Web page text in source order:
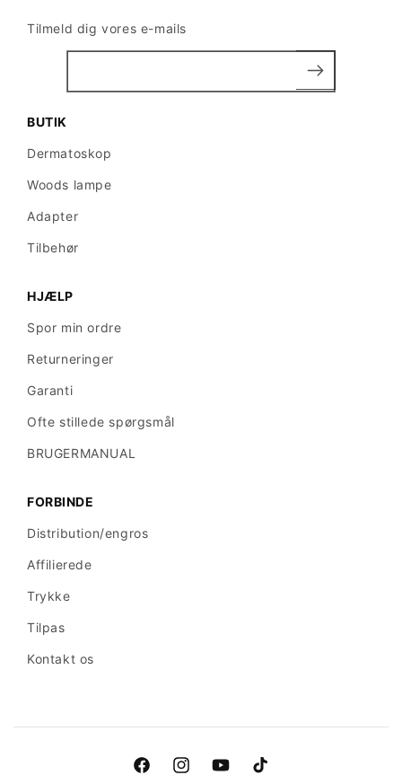
Tilmeld dig vores e-mails
BUTIK
Dermatoskop
Woods lampe
Adapter
Tilbehør
HJÆLP
Spor min ordre
Returneringer
Garanti
Ofte stillede spørgsmål
BRUGERMANUAL
FORBINDE
Distribution/engros
Affilierede
Trykke
Tilpas
Kontakt os
FacebookInstagramYouTubeTikTok